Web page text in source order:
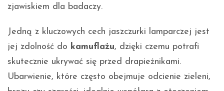
zjawiskiem dla badaczy.
Jedną z kluczowych cech jaszczurki lamparczej jest
jej zdolność do kamuflażu, dzięki czemu potrafi
skutecznie ukrywać się przed drapieżnikami.
Ubarwienie, które często obejmuje odcienie zieleni,